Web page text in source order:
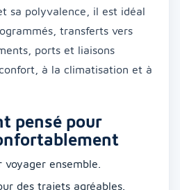
sa polyvalence, il est idéal
transferts vers
ports et liaisons
à la climatisation et à
pensé pour
voyager ensemble.
des trajets agréables.